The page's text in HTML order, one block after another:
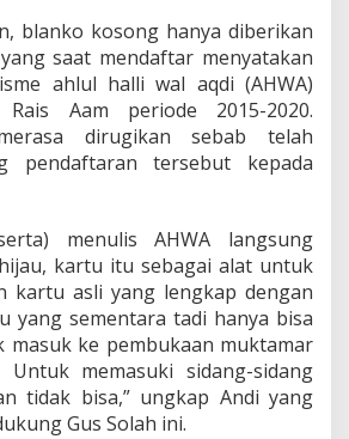
D
i
t
i
u
blanko kosong hanya diberikan
saat mendaftar menyatakan
ahlul halli wal aqdi (AHWA)
Aam periode 2015-2020.
dirugikan sebab telah
pendaftaran tersebut kepada
menulis AHWA langsung
kartu itu sebagai alat untuk
kartu asli yang lengkap dengan
yang sementara tadi hanya bisa
masuk ke pembukaan muktamar
Untuk memasuki sidang-sidang
tidak bisa,” ungkap Andi yang
Gus Solah ini.